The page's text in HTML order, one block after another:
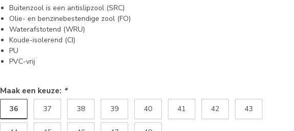
Buitenzool is een antislipzool (SRC)
Olie- en benzinebestendige zool (FO)
Waterafstotend (WRU)
Koude-isolerend (CI)
PU
PVC-vrij
Maak een keuze: *
36 37 38 39 40 41 42 43